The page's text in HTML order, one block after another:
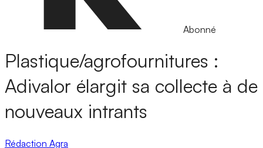
Abonné
Plastique/agrofournitures :
Adivalor élargit sa collecte à de
nouveaux intrants
Rédaction Agra